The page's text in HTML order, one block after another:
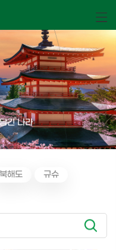
긴 나라
북해도
규슈